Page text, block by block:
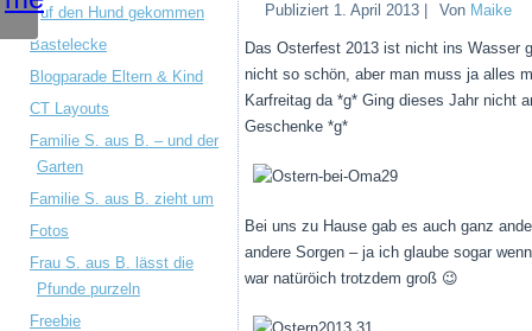
Auf den Hund gekommen
Bastelecke
Blogparade Eltern & Kind
CT Layouts
Familie S. aus B. – und der
Garten
Familie S. aus B. zieht um
Fotos
Frau S. aus B. lässt die
Pfunde purzeln
Freebie
Publiziert 1. April 2013 Von Maike
Das Osterfest 2013 ist nicht ins Wasser
nicht so schön, aber man muss ja alles
Karfreitag da *g* Ging dieses Jahr nicht
Geschenke *g*
Bei uns zu Hause gab es auch ganz
andere Sorgen – ja ich glaube sogar
war natüröich trotzdem groß 😉